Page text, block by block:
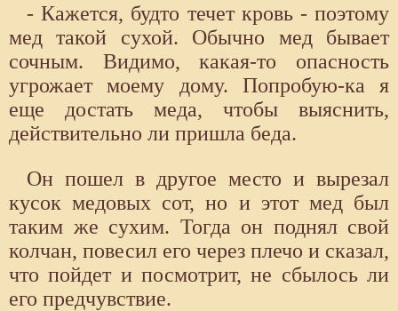
- Кажется, будто течет кровь - поэтому
мед такой сухой. Обычно мед бывает
сочным. Видимо, какая-то опасность
угрожает моему дому. Попробую-ка я
еще достать меда, чтобы выяснить,
действительно ли пришла беда.
Он пошел в другое место и вырезал
кусок медовых сот, но и этот мед был
таким же сухим. Тогда он поднял свой
колчан, повесил его через плечо и сказал,
что пойдет и посмотрит, не сбылось ли
его предчувствие.